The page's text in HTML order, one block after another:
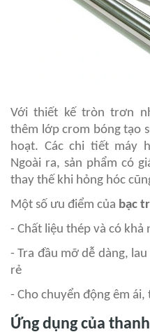
Với thiết kế tròn trơn
thêm lớp crom bóng tạo
hoạt. Các chi tiết máy
Ngoài ra, sản phẩm có
thay thế khi hỏng hóc
Một số ưu điểm của bạc
- Chất liệu thép và có khả
- Tra đầu mỡ dễ dàng,
rẻ
- Cho chuyển động êm
Ứng dụng của